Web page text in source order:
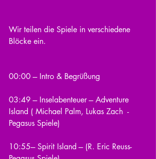
Wir teilen die Spiele in verschiedene
Blöcke ein.
00:00 --- Intro & Begrüßung
03:49 --- Inselabenteuer --- Adventure
Island ( Michael Palm, Lukas Zach  -
Pegasus Spiele)
10:55--- Spirit Island --- (R. Eric Reuss-